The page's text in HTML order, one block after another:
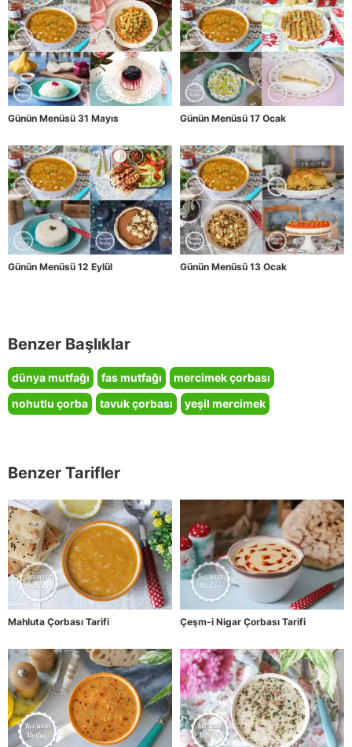
Günün Menüsü 31 Mayıs Günün Menüsü 17 Ocak
Günün Menüsü 12 Eylül Günün Menüsü 13 Ocak
Benzer Başlıklar
dünya mutfağı fas mutfağı
mercimek çorbası
nohutlu çorba
tavuk çorbası yeşil mercimek
Benzer Tarifler
Mahluta Çorbası Tarifi Çeşm-i Nigar Çorbası Tarifi